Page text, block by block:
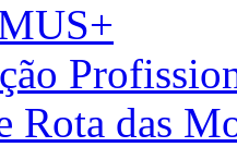
Rota das